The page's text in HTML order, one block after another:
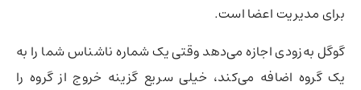
برای مدیریت اعضا است.
گوگل به‌زودی اجازه می‌دهد وقتی یک شماره ناشناس شما را به
یک گروه اضافه می‌کند، خیلی سریع گزینه خروج از گروه را